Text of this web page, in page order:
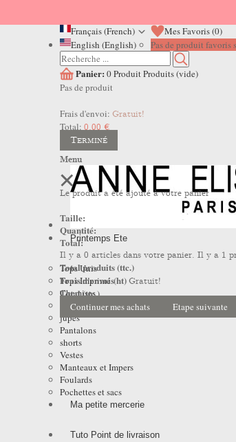
Français (French)
English (English)
Mes Favoris (0)
Pas de produit favoris
Panier: 0ProduitProduits(vide)
Pas de produit
Frais d'envoi: Gratuit!
Total: 0,00 €
Terminé
Le produit a été ajouté à votre panier
Taille:
Quantité:
Total:
Il y a 0 articles dans votre panier. Il y a 1
Total produits (ttc.)
Frais d'envoi (ht)Gratuit!
Total (ttc.)
Continuer mes achats Etape suivante
Menu
Printemps Ete
Tops Unis
Tops Imprimés
Chemises
Robes
jupes
Pantalons
shorts
Vestes
Manteaux et Impers
Foulards
Pochettes et sacs
Ma petite mercerie
Tuto Point de livraison